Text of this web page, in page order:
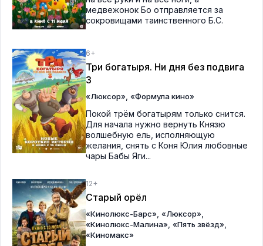
медвежонок Бо отправляется за
сокровищами таинственного Б.С.
6+
Три богатыря. Ни дня без подвига
3
«Люксор» «Формула кино»
Покой трём богатырям только снится.
Для начала нужно вернуть Князю
волшебную ель, исполняющую
желания, снять с Коня Юлия любовные
чары Бабы Яги...
12+
Старый орёл
«Кинолюкс-Барс» «Люксор»
«Кинолюкс-Малина» «Пять звёзд»
«Киномакс»